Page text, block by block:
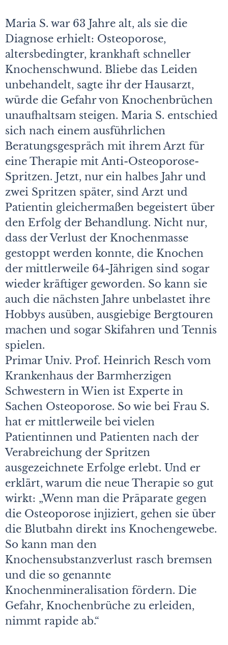
Maria S. war 63 Jahre alt, als sie die
Diagnose erhielt: Osteoporose,
altersbedingter, krankhaft schneller
Knochenschwund. Bliebe das Leiden
unbehandelt, sagte ihr der Hausarzt,
würde die Gefahr von Knochenbrüchen
unaufhaltsam steigen. Maria S. entschied
sich nach einem ausführlichen
Beratungsgespräch mit ihrem Arzt für
eine Therapie mit Anti-Osteoporose-
Spritzen. Jetzt, nur ein halbes Jahr und
zwei Spritzen später, sind Arzt und
Patientin gleichermaßen begeistert über
den Erfolg der Behandlung. Nicht nur,
dass der Verlust der Knochenmasse
gestoppt werden konnte, die Knochen
der mittlerweile 64-Jährigen sind sogar
wieder kräftiger geworden. So kann sie
auch die nächsten Jahre unbelastet ihre
Hobbys ausüben, ausgiebige Bergtouren
machen und sogar Skifahren und Tennis
spielen.
Primar Univ. Prof. Heinrich Resch vom
Krankenhaus der Barmherzigen
Schwestern in Wien ist Experte in
Sachen Osteoporose. So wie bei Frau S.
hat er mittlerweile bei vielen
Patientinnen und Patienten nach der
Verabreichung der Spritzen
ausgezeichnete Erfolge erlebt. Und er
erklärt, warum die neue Therapie so gut
wirkt: „Wenn man die Präparate gegen
die Osteoporose injiziert, gehen sie über
die Blutbahn direkt ins Knochengewebe.
So kann man den
Knochensubstanzverlust rasch bremsen
und die so genannte
Knochenmineralisation fördern. Die
Gefahr, Knochenbrüche zu erleiden,
nimmt rapide ab.“